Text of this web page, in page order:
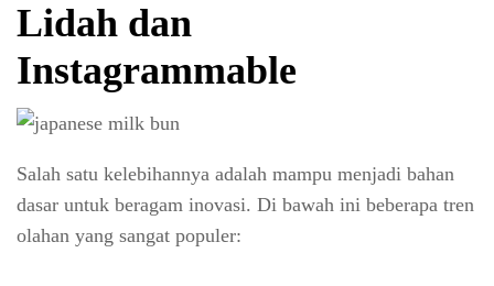
Lidah dan
Instagrammable
Salah satu kelebihannya adalah mampu menjadi bahan
dasar untuk beragam inovasi. Di bawah ini beberapa tren
olahan yang sangat populer: